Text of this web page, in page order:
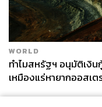
WORLD
ทำไมสหรัฐฯ อนุมัติเงิ
เหมืองแร่หายากออสเต